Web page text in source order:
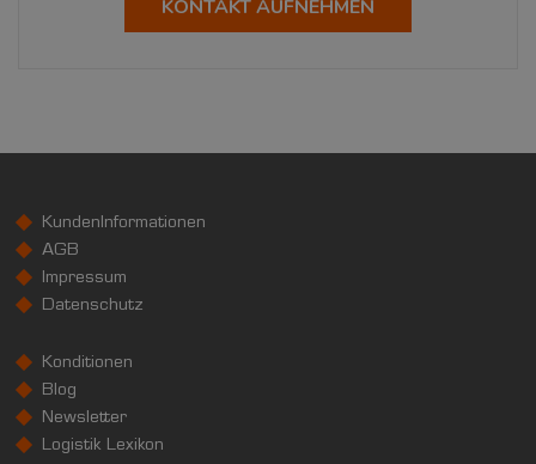
KONTAKT AUFNEHMEN
KundenInformationen
AGB
Impressum
Datenschutz
Konditionen
Blog
Newsletter
Logistik Lexikon